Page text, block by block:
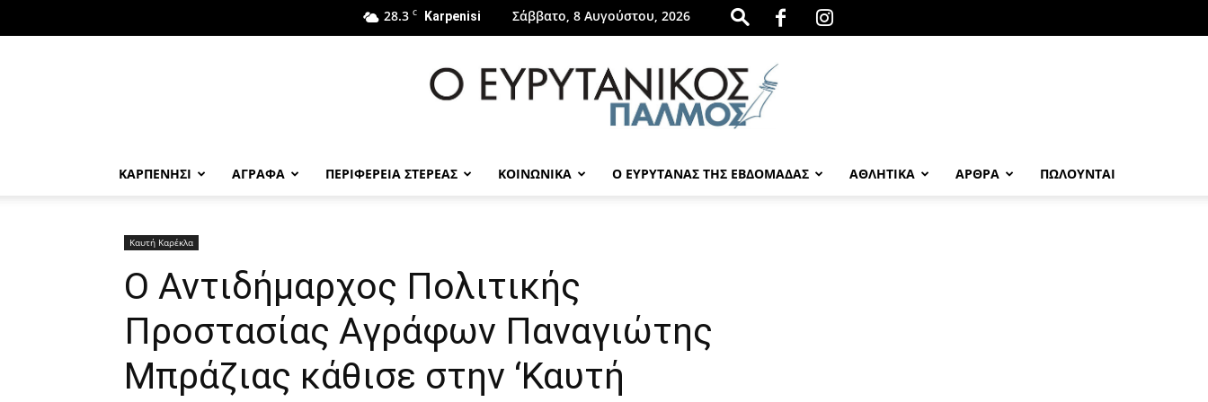
28.3 C Karpenisi Σάββατο, 8 Αυγούστου, 2026
ΚΑΡΠΕΝΗΣΙ ΑΓΡΑΦΑ ΠΕΡΙΦΕΡΕΙΑ ΣΤΕΡΕΑΣ ΚΟΙΝΩΝΙΚΑ Ο ΕΥΡΥΤΑΝΑΣ ΤΗΣ ΕΒΔΟΜΑΔΑΣ ΑΘΛΗΤΙΚΑ ΑΡΘΡΑ ΠΩΛΟΎΝΤΑΙ
Καυτή Καρέκλα
O Αντιδήμαρχος Πολιτικής
Προστασίας Αγράφων Παναγιώτης
Μπράζιας κάθισε στην ‘Καυτή